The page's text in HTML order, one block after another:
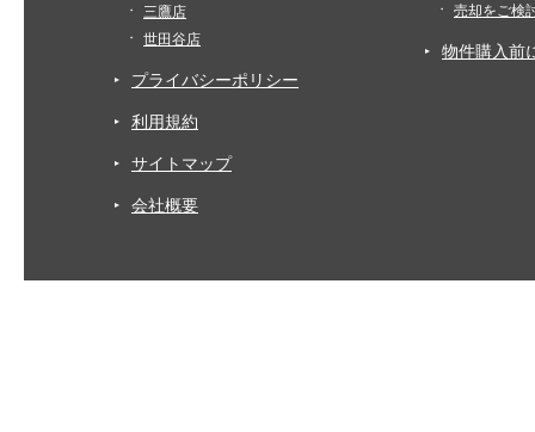
三鷹店
世田谷店
プライバシーポリシー
利用規約
サイトマップ
会社概要
売却をご検
物件購入前